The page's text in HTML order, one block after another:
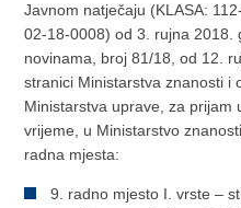
Javnom natječaju (KLASA:
02-18-0008) od 3. rujna 2018.
novinama, broj 81/18, od 12.
stranici Ministarstva znanosti i
Ministarstva uprave, za prijam
vrijeme, u Ministarstvo
radna mjesta:
9. radno mjesto I. vrste –